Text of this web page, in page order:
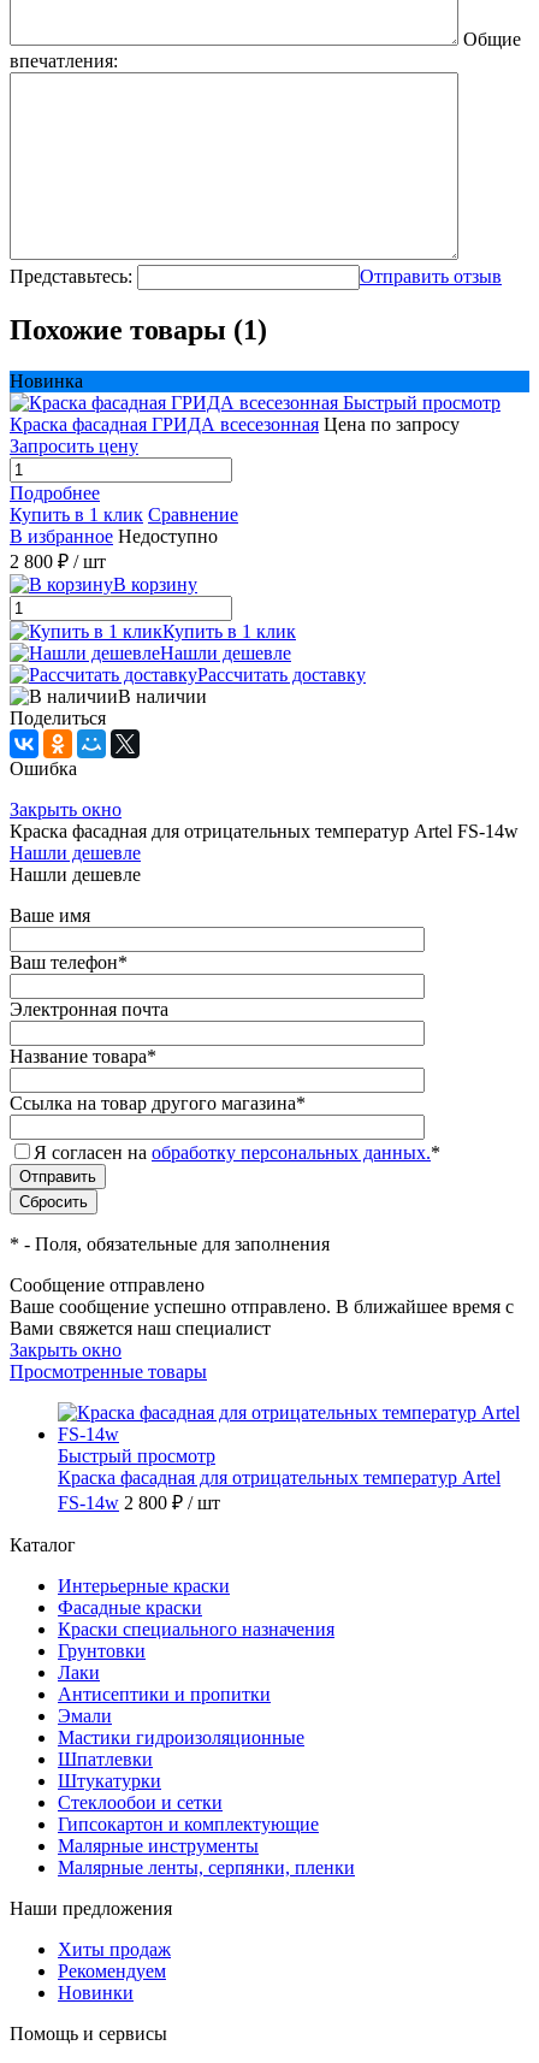
Общие
впечатления:
Представьтесь: Отправить отзыв
Похожие товары (1)
Новинка
Быстрый просмотр
Краска фасадная ГРИДА всесезонная Цена по запросу
Запросить цену
Подробнее
Купить в 1 клик Сравнение
В избранное Недоступно
2 800 ₽ / шт
В корзину
Купить в 1 клик
Нашли дешевле
Рассчитать доставку
В наличии
Поделиться
Ошибка
Закрыть окно
Краска фасадная для отрицательных температур Artel FS-14w
Нашли дешевле
Нашли дешевле
Ваше имя
Ваш телефон*
Электронная почта
Название товара*
Ссылка на товар другого магазина*
Я согласен на обработку персональных данных.*
* - Поля, обязательные для заполнения
Сообщение отправлено
Ваше сообщение успешно отправлено. В ближайшее время с
Вами свяжется наш специалист
Закрыть окно
Просмотренные товары
Быстрый просмотр
Краска фасадная для отрицательных температур Artel
FS-14w 2 800 ₽ / шт
Каталог
Интерьерные краски
Фасадные краски
Краски специального назначения
Грунтовки
Лаки
Антисептики и пропитки
Эмали
Мастики гидроизоляционные
Шпатлевки
Штукатурки
Стеклообои и сетки
Гипсокартон и комплектующие
Малярные инструменты
Малярные ленты, серпянки, пленки
Наши предложения
Хиты продаж
Рекомендуем
Новинки
Помощь и сервисы